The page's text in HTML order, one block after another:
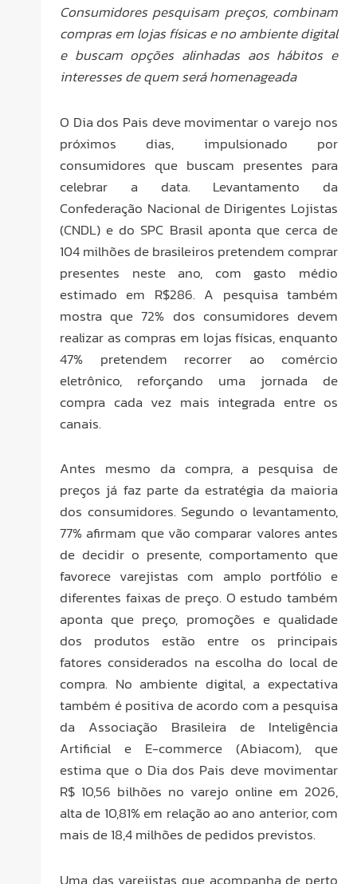
Consumidores pesquisam preços, combinam
compras em lojas físicas e no ambiente digital
e buscam opções alinhadas aos hábitos e
interesses de quem será homenageada
O Dia dos Pais deve movimentar o varejo nos
próximos dias, impulsionado por
consumidores que buscam presentes para
celebrar a data. Levantamento da
Confederação Nacional de Dirigentes Lojistas
(CNDL) e do SPC Brasil aponta que cerca de
104 milhões de brasileiros pretendem comprar
presentes neste ano, com gasto médio
estimado em R$286. A pesquisa também
mostra que 72% dos consumidores devem
realizar as compras em lojas físicas, enquanto
47% pretendem recorrer ao comércio
eletrônico, reforçando uma jornada de
compra cada vez mais integrada entre os
canais.
Antes mesmo da compra, a pesquisa de
preços já faz parte da estratégia da maioria
dos consumidores. Segundo o levantamento,
77% afirmam que vão comparar valores antes
de decidir o presente, comportamento que
favorece varejistas com amplo portfólio e
diferentes faixas de preço. O estudo também
aponta que preço, promoções e qualidade
dos produtos estão entre os principais
fatores considerados na escolha do local de
compra. No ambiente digital, a expectativa
também é positiva de acordo com a pesquisa
da Associação Brasileira de Inteligência
Artificial e E-commerce (Abiacom), que
estima que o Dia dos Pais deve movimentar
R$ 10,56 bilhões no varejo online em 2026,
alta de 10,81% em relação ao ano anterior, com
mais de 18,4 milhões de pedidos previstos.